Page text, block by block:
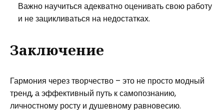
Важно научиться адекватно оценивать свою работу
и не зацикливаться на недостатках.
Заключение
Гармония через творчество – это не просто модный
тренд, а эффективный путь к самопознанию,
личностному росту и душевному равновесию.